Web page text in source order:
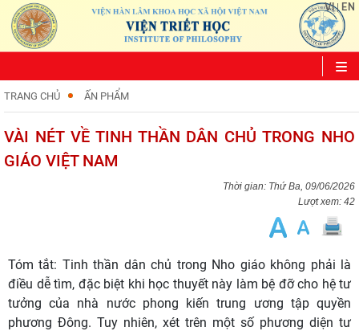
VI| EN
TRANG CHỦ ẤN PHẨM
VÀI NÉT VỀ TINH THẦN DÂN CHỦ TRONG NHO
GIÁO VIỆT NAM
Thứ Ba, 09/06/2026
Lượt xem: 42
Tóm tắt: Tinh thần dân chủ trong Nho giáo không phải là
điều dễ tìm, đặc biệt khi học thuyết này làm bệ đỡ cho hệ tư
tưởng của nhà nước phong kiến trung ương tập quyền
phương Đông. Tuy nhiên, xét trên một số phương diện tư